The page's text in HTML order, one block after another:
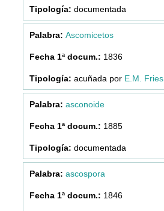
documentada
Ascomicetos
1836
acuñada por E.M. Fries
asconoide
1885
documentada
ascospora
1846